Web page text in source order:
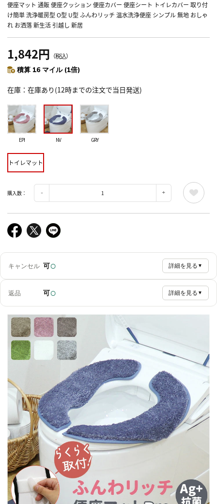
便座マット 通販 便座クッション 便座カバー 便座シート トイレカバー 取り付
け簡単 洗浄暖房型 O型 U型 ふんわリッチ 温水洗浄便座 シンプル 無地 おしゃ
れ お洒落 新生活 引越し 新居
1,842円 （税込）
積算 16 マイル (1倍)
在庫 在庫あり(12時までの注文で当日発送)
EPI NV GRY
トイレマット
購入数：
キャンセル 可○ 詳細を見る ▼
返品 可○ 詳細を見る ▼